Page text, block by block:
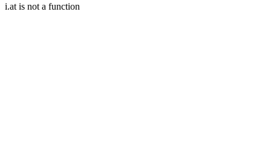
i.at is not a function